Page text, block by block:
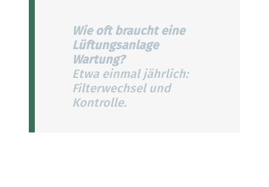
Wie oft braucht eine
Lüftungsanlage
Wartung?
Etwa einmal jährlich:
Filterwechsel und
Kontrolle.